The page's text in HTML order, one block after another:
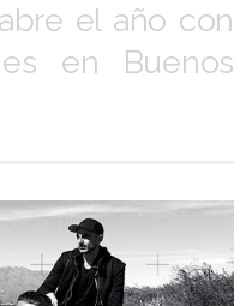
el año con
en Buenos